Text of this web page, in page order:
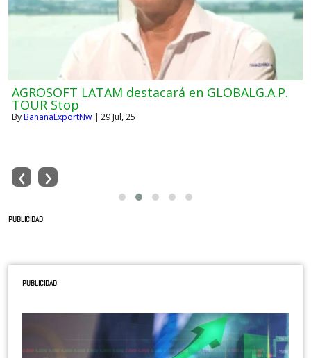
AGROSOFT LATAM destacará en GLOBALG.A.P.
TOUR Stop
ByBananaExportNw | 29 Jul, 25
‹ ›
PUBLICIDAD
PUBLICIDAD